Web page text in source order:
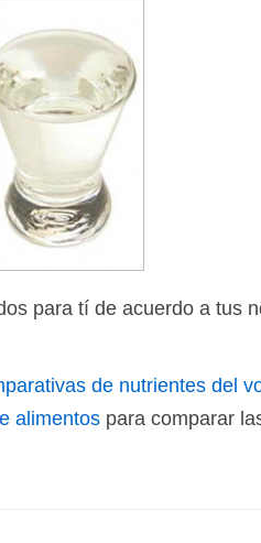
para tí de acuerdo a tus
de nutrientes del
alimentos para comparar